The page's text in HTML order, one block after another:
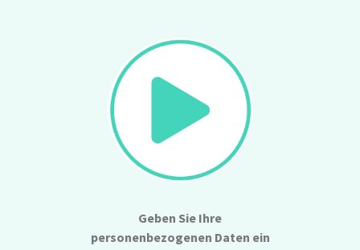
Geben Sie Ihre
personenbezogenen Daten ein